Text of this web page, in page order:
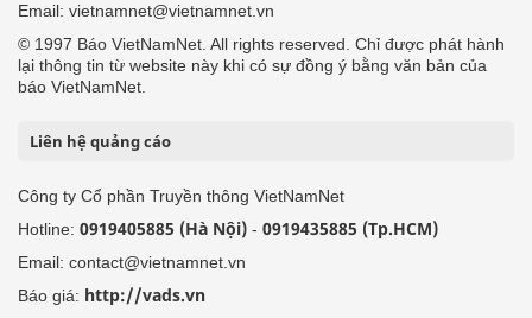
Email: vietnamnet@vietnamnet.vn
© 1997 Báo VietNamNet. All rights reserved. Chỉ được phát hành
lại thông tin từ website này khi có sự đồng ý bằng văn bản của
báo VietNamNet.
Liên hệ quảng cáo
Công ty Cổ phần Truyền thông VietNamNet
Hotline: 0919405885 (Hà Nội) - 0919435885 (Tp.HCM)
Email: contact@vietnamnet.vn
Báo giá: http://vads.vn